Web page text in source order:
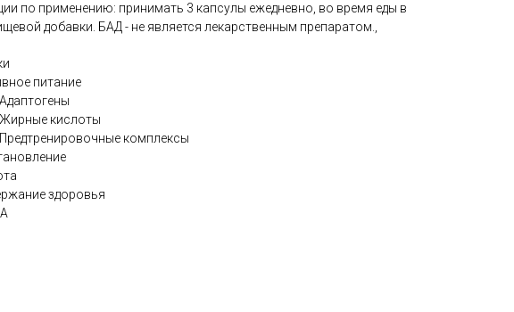
по применению: принимать 3 капсулы ежедневно, во время еды в
добавки. БАД - не является лекарственным препаратом.,
питание
Жирные кислоты
комплексы
здоровья